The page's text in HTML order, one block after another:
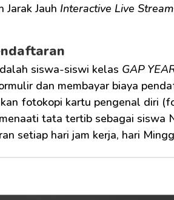
Jarak Jauh Interactive Live
siswa-siswi kelas GAP
dan membayar biaya
fotokopi kartu pengenal diri
tata tertib sebagai siswa
setiap hari jam kerja, hari